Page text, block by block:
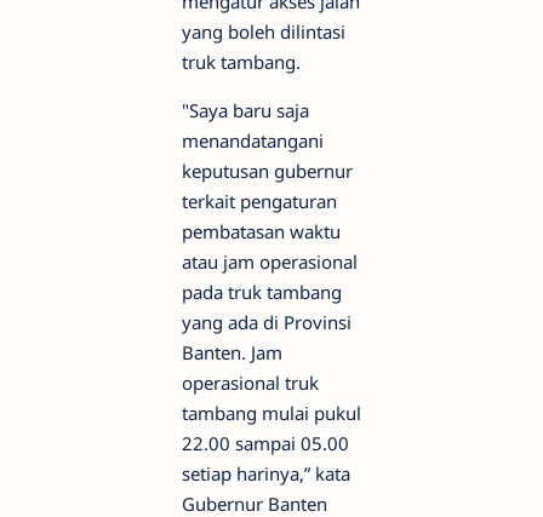
yang boleh dilintasi
truk tambang.
"Saya baru saja
menandatangani
keputusan gubernur
terkait pengaturan
pembatasan waktu
atau jam operasional
pada truk tambang
yang ada di Provinsi
Banten. Jam
operasional truk
tambang mulai pukul
22.00 sampai 05.00
setiap harinya,” kata
Gubernur Banten